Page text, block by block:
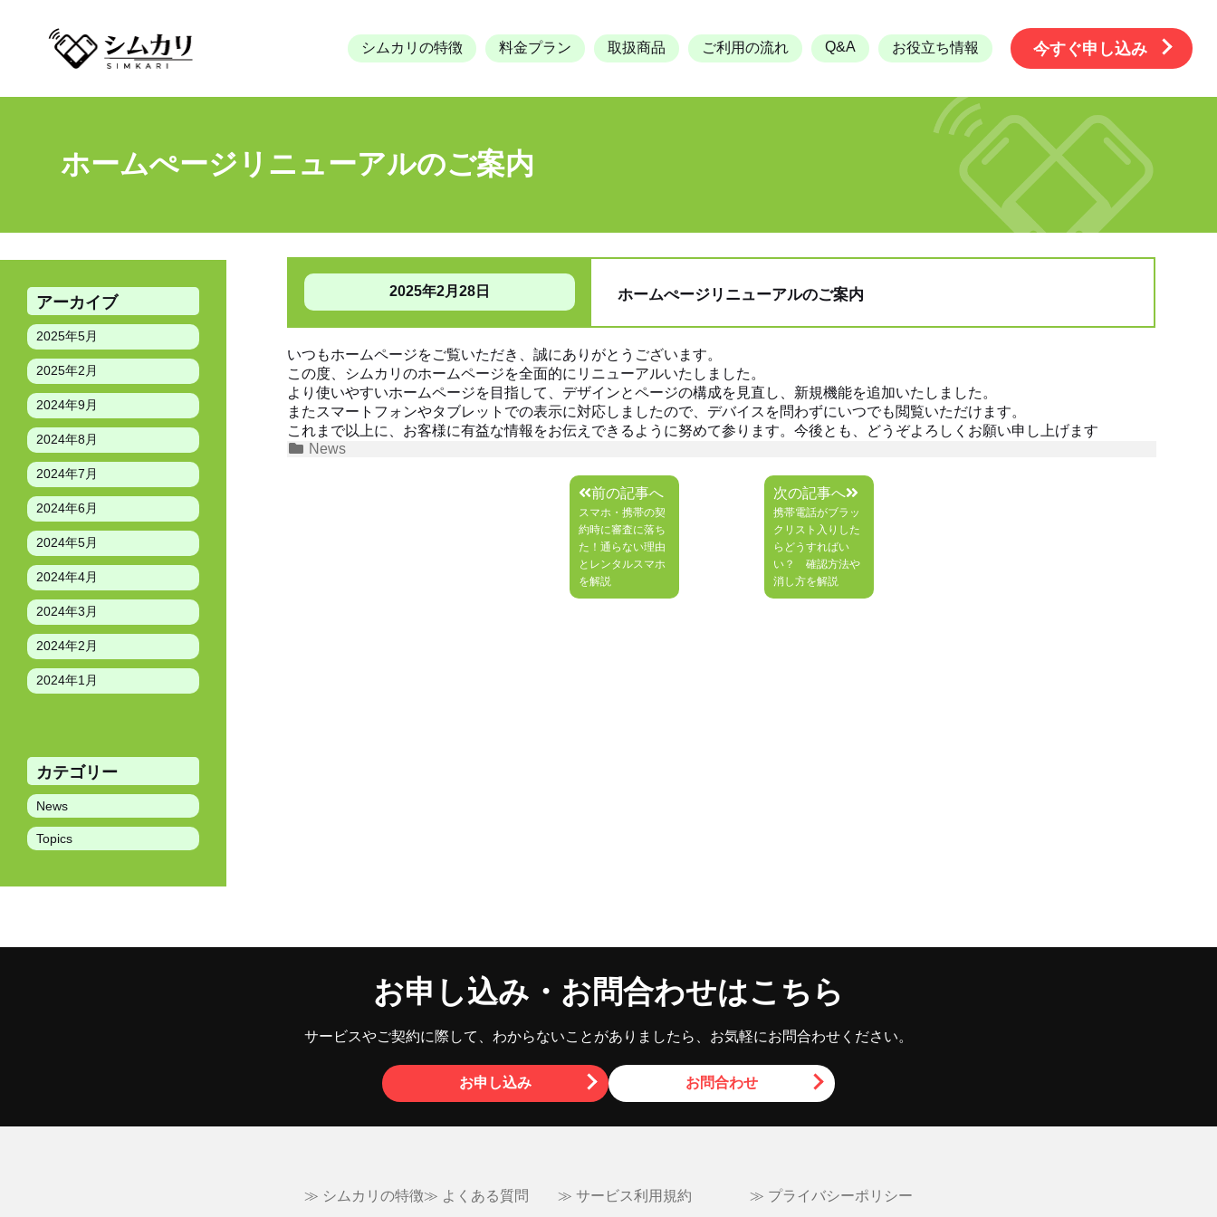
シムカリの特徴 料金プラン 取扱商品 ご利用の流れ Q&A お役立ち情報 今すぐ申し込み
ホームぺージリニューアルのご案内
アーカイブ
2025年5月
2025年2月
2024年9月
2024年8月
2024年7月
2024年6月
2024年5月
2024年4月
2024年3月
2024年2月
2024年1月
カテゴリー
News
Topics
2025年2月28日 ホームぺージリニューアルのご案内
いつもホームページをご覧いただき、誠にありがとうございます。
この度、シムカリのホームページを全面的にリニューアルいたしました。
より使いやすいホームページを目指して、デザインとページの構成を見直し、新規機能を追加いたしました。
またスマートフォンやタブレットでの表示に対応しましたので、デバイスを問わずにいつでも閲覧いただけます。
これまで以上に、お客様に有益な情報をお伝えできるように努めて参ります。今後とも、どうぞよろしくお願い申し上げます
カ
News
前の記事へ
スマホ・携帯の契
約時に審査に落ち
た！通らない理由
とレンタルスマホ
を解説
次の記事へ
携帯電話がブラッ
クリスト入りした
らどうすればい
い？ 確認方法や
消し方を解説
お申し込み・お問合わせはこちら
サービスやご契約に際して、わからないことがありましたら、お気軽にお問合わせください。
お申し込み お問合わせ
≫ シムカリの特徴≫ よくある質問 ≫ サービス利用規約 ≫ プライバシーポリシー